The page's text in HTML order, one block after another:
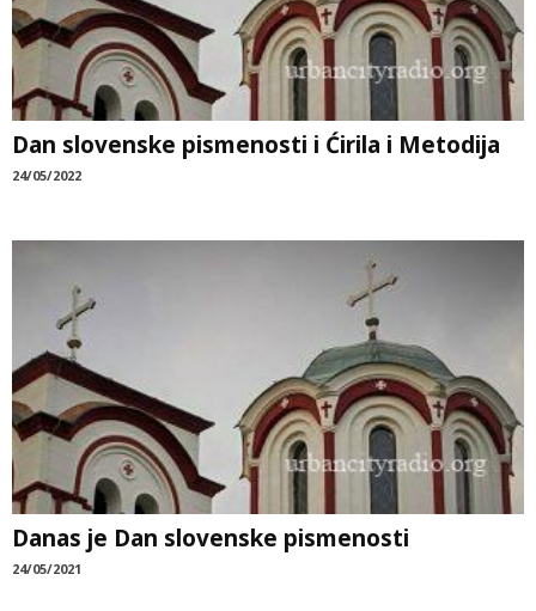
Dan slovenske pismenosti i Ćirila i Metodija
24/05/2022
Danas je Dan slovenske pismenosti
24/05/2021